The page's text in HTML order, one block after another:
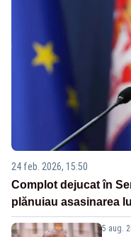
24 feb. 2026, 15:50
Complot dejucat în
plănuiau asasinarea
5 aug.